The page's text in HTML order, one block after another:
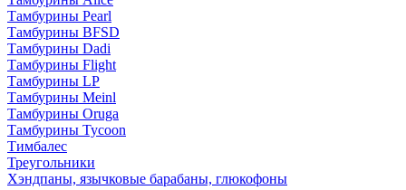
Тамбурины Pearl
Тамбурины BFSD
Тамбурины Dadi
Тамбурины Flight
Тамбурины LP
Тамбурины Meinl
Тамбурины Oruga
Тамбурины Tycoon
Тимбалес
Треугольники
Хэндпаны, язычковые барабаны, глюкофоны